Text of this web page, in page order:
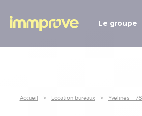
Le groupe
Accueil Location bureaux Yvelines - 78